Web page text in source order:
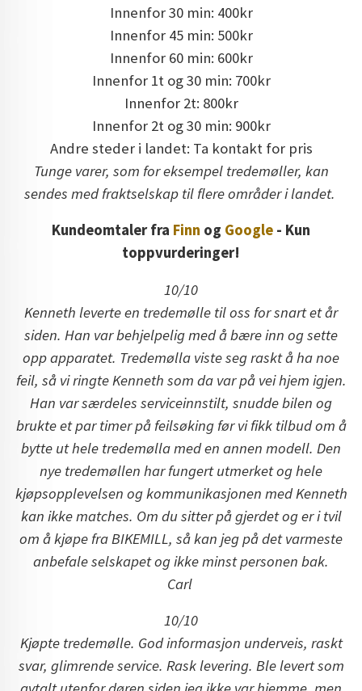
Innenfor 30 min: 400kr
Innenfor 45 min: 500kr
Innenfor 60 min: 600kr
Innenfor 1t og 30 min: 700kr
Innenfor 2t: 800kr
Innenfor 2t og 30 min: 900kr
Andre steder i landet: Ta kontakt for pris
Tunge varer, som for eksempel tredemøller, kan
sendes med fraktselskap til flere områder i landet.
Kundeomtaler fra Finn og Google - Kun
toppvurderinger!
10/10
Kenneth leverte en tredemølle til oss for snart et år
siden. Han var behjelpelig med å bære inn og sette
opp apparatet. Tredemølla viste seg raskt å ha noe
feil, så vi ringte Kenneth som da var på vei hjem igjen.
Han var særdeles serviceinnstilt, snudde bilen og
brukte et par timer på feilsøking før vi fikk tilbud om å
bytte ut hele tredemølla med en annen modell. Den
nye tredemøllen har fungert utmerket og hele
kjøpsopplevelsen og kommunikasjonen med Kenneth
kan ikke matches. Om du sitter på gjerdet og er i tvil
om å kjøpe fra BIKEMILL, så kan jeg på det varmeste
anbefale selskapet og ikke minst personen bak.
Carl
10/10
Kjøpte tredemølle. God informasjon underveis, raskt
svar, glimrende service. Rask levering. Ble levert som